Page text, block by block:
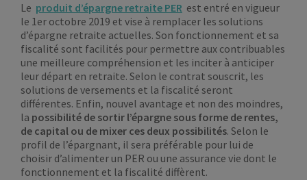
Le produit d’épargne retraite PER est entré en vigueur
le 1er octobre 2019 et vise à remplacer les solutions
d’épargne retraite actuelles. Son fonctionnement et sa
fiscalité sont facilités pour permettre aux contribuables
une meilleure compréhension et les inciter à anticiper
leur départ en retraite. Selon le contrat souscrit, les
solutions de versements et la fiscalité seront
différentes. Enfin, nouvel avantage et non des moindres,
la possibilité de sortir l’épargne sous forme de rentes,
de capital ou de mixer ces deux possibilités. Selon le
profil de l’épargnant, il sera préférable pour lui de
choisir d’alimenter un PER ou une assurance vie dont le
fonctionnement et la fiscalité diffèrent.